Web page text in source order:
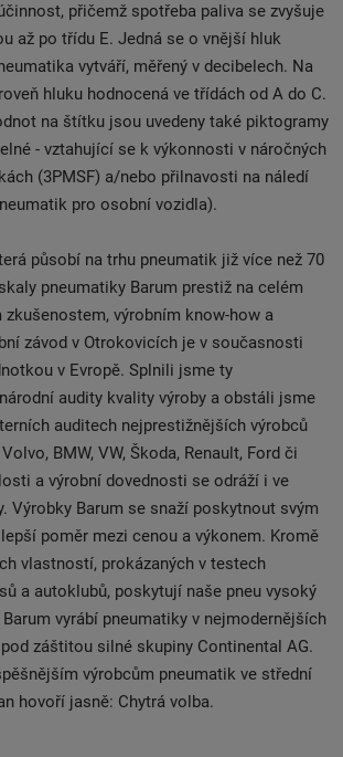
přičemž spotřeba paliva se zvyšuje
až po třídu E. Jedná se o vnější hluk
vytváří, měřený v decibelech. Na
hluku hodnocená ve třídách od A do C.
na štítku jsou uvedeny také piktogramy
- vztahující se k výkonnosti v náročných
(3PMSF) a/nebo přilnavosti na náledí
pro osobní vozidla).
působí na trhu pneumatik již více než 70
pneumatiky Barum prestiž na celém
zkušenostem, výrobním know-how a
závod v Otrokovicích je v současnosti
v Evropě. Splnili jsme ty
audity kvality výroby a obstáli jsme
auditech nejprestižnějších výrobců
BMW, VW, Škoda, Renault, Ford či
a výrobní dovednosti se odráží i ve
Výrobky Barum se snaží poskytnout svým
poměr mezi cenou a výkonem. Kromě
vlastností, prokázaných v testech
a autoklubů, poskytují naše pneu vysoký
vyrábí pneumatiky v nejmodernějších
záštitou silné skupiny Continental AG.
výrobcům pneumatik ve střední
hovoří jasně: Chytrá volba.